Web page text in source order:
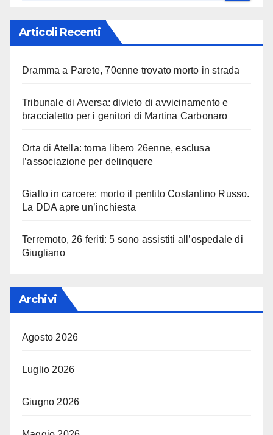
Articoli Recenti
Dramma a Parete, 70enne trovato morto in strada
Tribunale di Aversa: divieto di avvicinamento e
braccialetto per i genitori di Martina Carbonaro
Orta di Atella: torna libero 26enne, esclusa
l’associazione per delinquere
Giallo in carcere: morto il pentito Costantino Russo.
La DDA apre un’inchiesta
Terremoto, 26 feriti: 5 sono assistiti all’ospedale di
Giugliano
Archivi
Agosto 2026
Luglio 2026
Giugno 2026